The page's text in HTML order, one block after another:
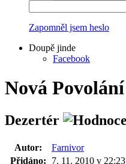
Zapomněl jsem heslo
Doupě jinde
Facebook
Nová Povolání
Dezertér
Autor:
Farnivor
Přidáno:
7. 11. 2010 v 22:23